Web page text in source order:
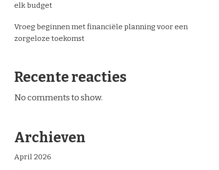
elk budget
Vroeg beginnen met financiële planning voor een
zorgeloze toekomst
Recente reacties
No comments to show.
Archieven
April 2026